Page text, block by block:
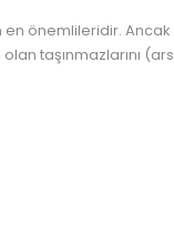
en önemlileridir.
taşınmazlarını